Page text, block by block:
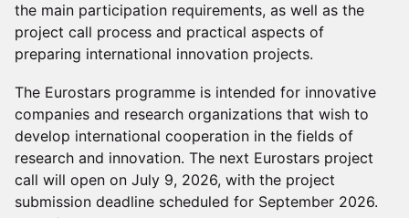
the main participation requirements, as well as the
project call process and practical aspects of
preparing international innovation projects.
The Eurostars programme is intended for innovative
companies and research organizations that wish to
develop international cooperation in the fields of
research and innovation. The next Eurostars project
call will open on July 9, 2026, with the project
submission deadline scheduled for September 2026.